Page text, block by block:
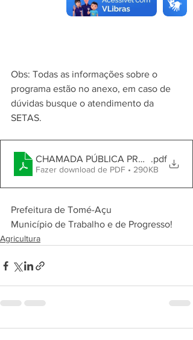
Obs: Todas as informações sobre o
programa estão no anexo, em caso de
dúvidas busque o atendimento da
SETAS.
CHAMADA PÚBLICA PROGRAMA
.pdf
Fazer download de PDF • 290KB
Prefeitura de Tomé-Açu
Município de Trabalho e de Progresso!
Agricultura